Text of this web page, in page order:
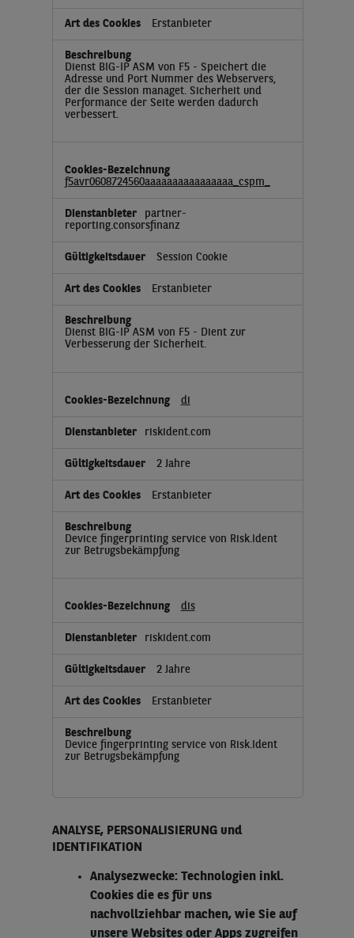
Erstanbieter
Dienst BIG-IP ASM von F5 - Speichert die
Adresse und Port Nummer des Webservers,
der die Session managet. Sicherheit und
Performance der Seite werden dadurch
verbessert.
f5avr0608724560aaaaaaaaaaaaaaaa_cspm_
partner-
reporting.consorsfinanz
Session Cookie
Erstanbieter
Dienst BIG-IP ASM von F5 - Dient zur
Verbesserung der Sicherheit.
di
riskident.com
2 Jahre
Erstanbieter
Device fingerprinting service von Risk.Ident
zur Betrugsbekämpfung
dis
riskident.com
2 Jahre
Erstanbieter
Device fingerprinting service von Risk.Ident
zur Betrugsbekämpfung
ANALYSE, PERSONALISIERUNG und
IDENTIFIKATION
Analysezwecke: Technologien inkl.
Cookies die es für uns
nachvollziehbar machen, wie Sie auf
unsere Websites oder Apps zugreifen